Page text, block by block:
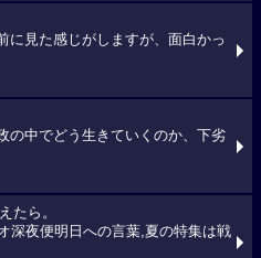
に見た感じがしますが、面白かっ
の中でどう生きていくのか、下劣
たら。
深夜便明日への言葉,夏の特集は戦